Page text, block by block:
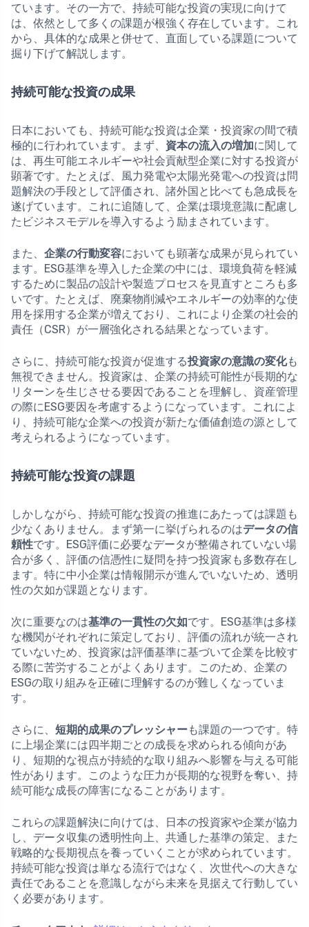
ています。その一方で、持続可能な投資の実現に向けて
は、依然として多くの課題が根強く存在しています。これ
から、具体的な成果と併せて、直面している課題について
掘り下げて解説します。
持続可能な投資の成果
日本においても、持続可能な投資は企業・投資家の間で積
極的に行われています。まず、 資本の流入の増加に関して
は、再生可能エネルギーや社会貢献型企業に対する投資が
顕著です。たとえば、風力発電や太陽光発電への投資は問
題解決の手段として評価され、諸外国と比べても急成長を
遂げています。これに追随して、企業は環境意識に配慮し
たビジネスモデルを導入するよう励まされています。
また、 企業の行動変容においても顕著な成果が見られてい
ます。ESG基準を導入した企業の中には、環境負荷を軽減
するために製品の設計や製造プロセスを見直すところも多
いです。たとえば、廃棄物削減やエネルギーの効率的な使
用を採用する企業が増えており、これにより企業の社会的
責任（CSR）が一層強化される結果となっています。
さらに、持続可能な投資が促進する投資家の意識の変化も
無視できません。投資家は、企業の持続可能性が長期的な
リターンを生じさせる要因であることを理解し、資産管理
の際にESG要因を考慮するようになっています。これによ
り、持続可能な企業への投資が新たな価値創造の源として
考えられるようになっています。
持続可能な投資の課題
しかしながら、持続可能な投資の推進にあたっては課題も
少なくありません。まず第一に挙げられるのはデータの信
頼性です。ESG評価に必要なデータが整備されていない場
合が多く、評価の信憑性に疑問を持つ投資家も多数存在し
ます。特に中小企業は情報開示が進んでいないため、透明
性の欠如が課題となります。
次に重要なのは基準の一貫性の欠如です。ESG基準は多様
な機関がそれぞれに策定しており、評価の流れが統一され
ていないため、投資家は評価基準に基づいて企業を比較す
る際に苦労することがよくあります。このため、企業の
ESGの取り組みを正確に理解するのが難しくなっていま
す。
さらに、 短期的成果のプレッシャーも課題の一つです。特
に上場企業には四半期ごとの成長を求められる傾向があ
り、短期的な視点が持続的な取り組みへ影響を与える可能
性があります。このような圧力が長期的な視野を奪い、持
続可能な成長の障害になることがあります。
これらの課題解決に向けては、日本の投資家や企業が協力
し、データ収集の透明性向上、共通した基準の策定、また
戦略的な長期視点を養っていくことが求められています。
持続可能な投資は単なる流行ではなく、次世代への大きな
責任であることを意識しながら未来を見据えて行動してい
く必要があります。